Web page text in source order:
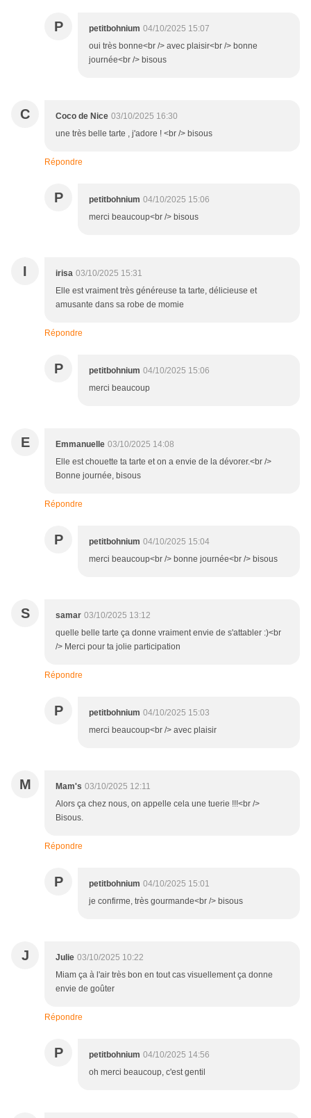
P petitbohnium 04/10/2025 15:07
oui très bonne<br /> avec plaisir<br /> bonne
journée<br /> bisous
C Coco de Nice 03/10/2025 16:30
une très belle tarte , j'adore ! <br /> bisous
Répondre
P petitbohnium 04/10/2025 15:06
merci beaucoup<br /> bisous
I irisa 03/10/2025 15:31
Elle est vraiment très généreuse ta tarte, délicieuse et
amusante dans sa robe de momie
Répondre
P petitbohnium 04/10/2025 15:06
merci beaucoup
E Emmanuelle 03/10/2025 14:08
Elle est chouette ta tarte et on a envie de la dévorer.<br />
Bonne journée, bisous
Répondre
P petitbohnium 04/10/2025 15:04
merci beaucoup<br /> bonne journée<br /> bisous
S samar 03/10/2025 13:12
quelle belle tarte ça donne vraiment envie de s'attabler :)<br
/> Merci pour ta jolie participation
Répondre
P petitbohnium 04/10/2025 15:03
merci beaucoup<br /> avec plaisir
M Mam's 03/10/2025 12:11
Alors ça chez nous, on appelle cela une tuerie !!!<br />
Bisous.
Répondre
P petitbohnium 04/10/2025 15:01
je confirme, très gourmande<br /> bisous
J Julie 03/10/2025 10:22
Miam ça à l'air très bon en tout cas visuellement ça donne
envie de goûter
Répondre
P petitbohnium 04/10/2025 14:56
oh merci beaucoup, c'est gentil